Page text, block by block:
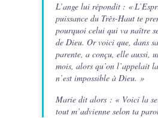
L’ange lui répondit : «
puissance du Très-Haut te
pourquoi celui qui va naître
de Dieu. Or voici que, dans
parente, a conçu, elle aussi,
mois, alors qu’on l’appelait
n’est impossible à Dieu. »
Marie dit alors : « Voici la
tout m’advienne selon ta